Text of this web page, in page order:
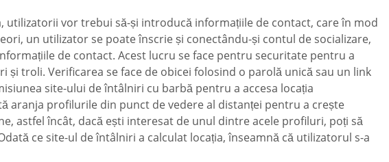
utilizatorii vor trebui să-și introducă informațiile de contact, care în mod
un utilizator se poate înscrie și conectându-și contul de socializare,
de contact. Acest lucru se face pentru securitate pentru a
troli. Verificarea se face de obicei folosind o parolă unică sau un link
site-ului de întâlniri cu barbă pentru a accesa locația
aranja profilurile din punct de vedere al distanței pentru a crește
astfel încât, dacă ești interesat de unul dintre acele profiluri, poți să
ce site-ul de întâlniri a calculat locația, înseamnă că utilizatorul s-a